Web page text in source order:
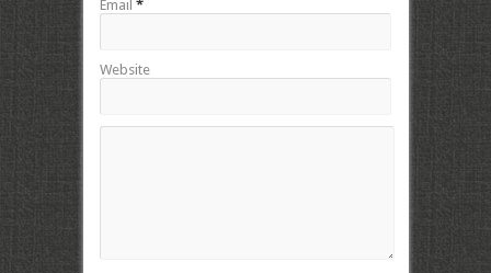
Email *
Website